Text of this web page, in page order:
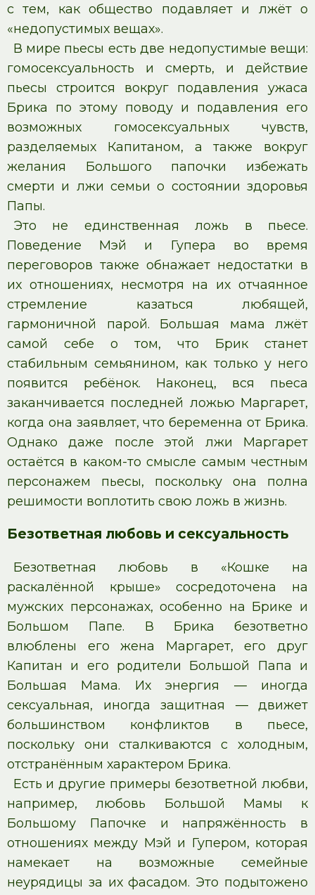
с тем, как общество подавляет и лжёт о
«недопустимых вещах».
В мире пьесы есть две недопустимые вещи:
гомосексуальность и смерть, и действие
пьесы строится вокруг подавления ужаса
Брика по этому поводу и подавления его
возможных гомосексуальных чувств,
разделяемых Капитаном, а также вокруг
желания Большого папочки избежать
смерти и лжи семьи о состоянии здоровья
Папы.
Это не единственная ложь в пьесе.
Поведение Мэй и Гупера во время
переговоров также обнажает недостатки в
их отношениях, несмотря на их отчаянное
стремление казаться любящей,
гармоничной парой. Большая мама лжёт
самой себе о том, что Брик станет
стабильным семьянином, как только у него
появится ребёнок. Наконец, вся пьеса
заканчивается последней ложью Маргарет,
когда она заявляет, что беременна от Брика.
Однако даже после этой лжи Маргарет
остаётся в каком-то смысле самым честным
персонажем пьесы, поскольку она полна
решимости воплотить свою ложь в жизнь.
Безответная любовь и сексуальность
Безответная любовь в «Кошке на
раскалённой крыше» сосредоточена на
мужских персонажах, особенно на Брике и
Большом Папе. В Брика безответно
влюблены его жена Маргарет, его друг
Капитан и его родители Большой Папа и
Большая Мама. Их энергия — иногда
сексуальная, иногда защитная — движет
большинством конфликтов в пьесе,
поскольку они сталкиваются с холодным,
отстранённым характером Брика.
Есть и другие примеры безответной любви,
например, любовь Большой Мамы к
Большому Папочке и напряжённость в
отношениях между Мэй и Гупером, которая
намекает на возможные семейные
неурядицы за их фасадом. Это подытожено